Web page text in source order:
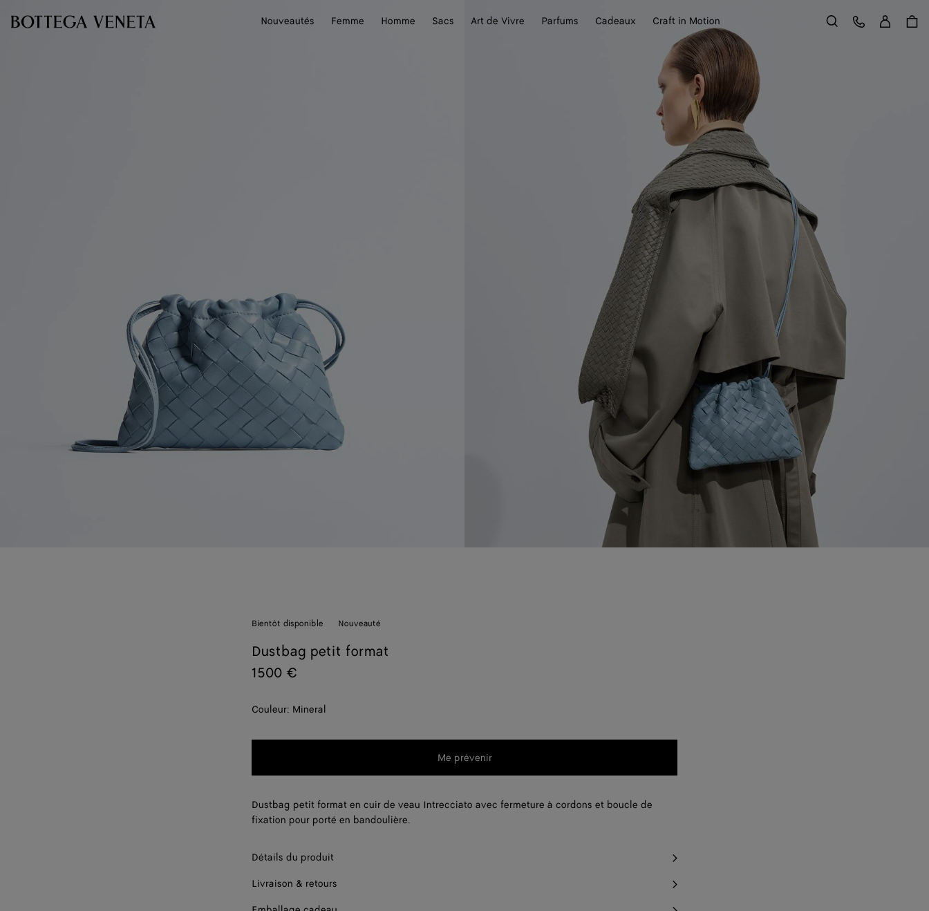
Nouveautés
Femme Homme Sacs Art de Vivre Parfums Cadeaux Craft in Motion Rechercher
Service ClientSe
Bientôt disponible Nouveauté
Dustbag petit format
1500 €
Couleur: Mineral
Me prévenir
Dustbag petit format en cuir de veau Intrecciato avec fermeture à cordons et boucle de
fixation pour porté en bandoulière.
Détails du produit
Livraison & retours